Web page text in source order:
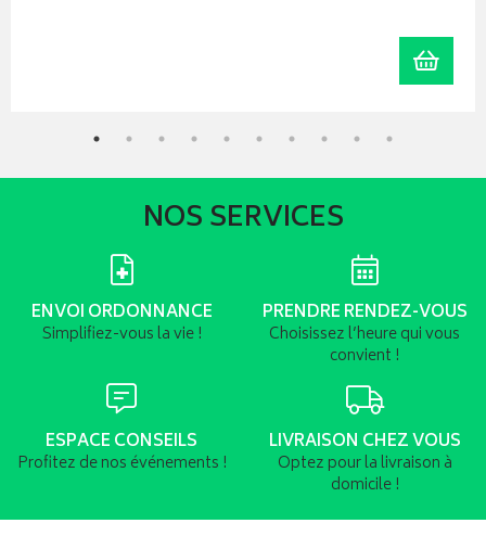
NOS SERVICES
ENVOI ORDONNANCE
Simplifiez-vous la vie !
PRENDRE RENDEZ-VOUS
Choisissez l’heure qui vous
convient !
ESPACE CONSEILS
Profitez de nos événements !
LIVRAISON CHEZ VOUS
Optez pour la livraison à
domicile !